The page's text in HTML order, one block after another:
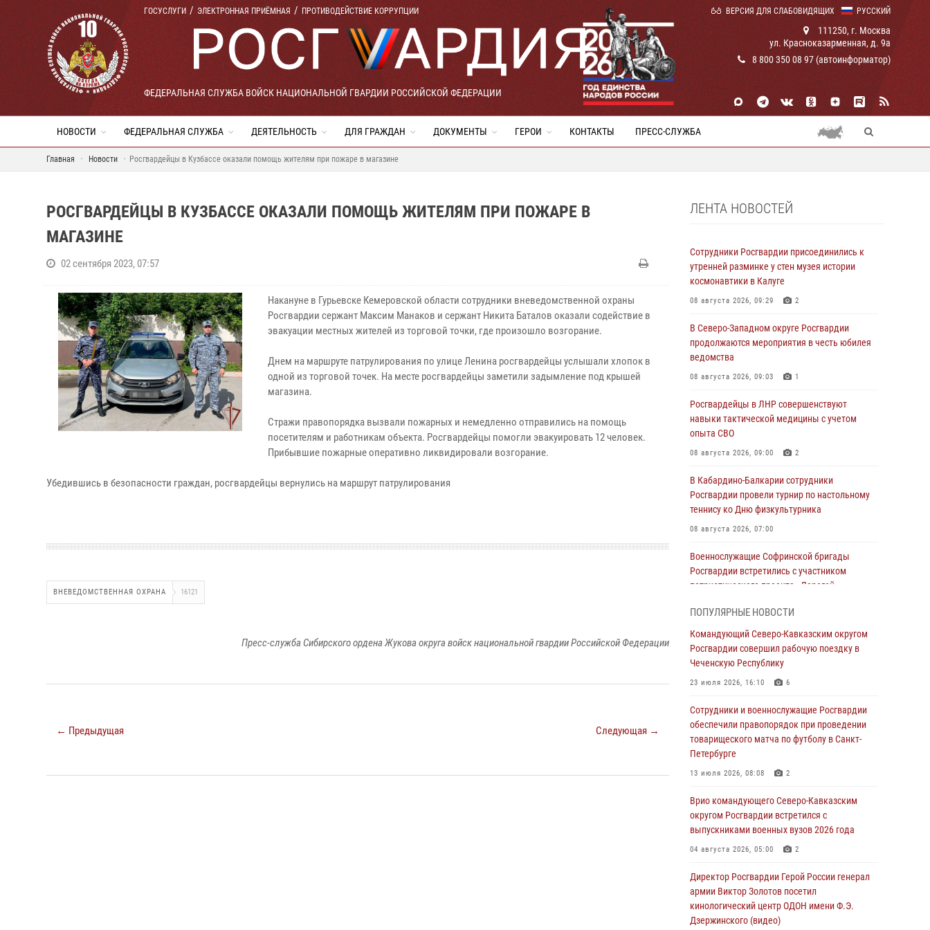
РУССКИЙ
ГОСУСЛУГИ ЭЛЕКТРОННАЯ ПРИЁМНАЯ ПРОТИВОДЕЙСТВИЕ КОРРУПЦИИ ВЕРСИЯ ДЛЯ СЛАБОВИДЯЩИХ
ФЕДЕРАЛЬНАЯ СЛУЖБА ВОЙСК НАЦИОНАЛЬНОЙ ГВАРДИИ РОССИЙСКОЙ ФЕДЕРАЦИИ
111250, г. Москва
ул. Красноказарменная, д. 9а
8 800 350 08 97 (автоинформатор)
НОВОСТИ ФЕДЕРАЛЬНАЯ СЛУЖБА ДЕЯТЕЛЬНОСТЬ ДЛЯ ГРАЖДАН ДОКУМЕНТЫ ГЕРОИ КОНТАКТЫ ПРЕСС-СЛУЖБА
Главная Новости Росгвардейцы в Кузбассе оказали помощь жителям при пожаре в магазине
РОСГВАРДЕЙЦЫ В КУЗБАССЕ ОКАЗАЛИ ПОМОЩЬ ЖИТЕЛЯМ ПРИ ПОЖАРЕ В
МАГАЗИНЕ
02 сентября 2023, 07:57
Накануне в Гурьевске Кемеровской области сотрудники вневедомственной охраны
Росгвардии сержант Максим Манаков и сержант Никита Баталов оказали содействие в
эвакуации местных жителей из торговой точки, где произошло возгорание.
Днем на маршруте патрулирования по улице Ленина росгвардейцы услышали хлопок в
одной из торговой точек. На месте росгвардейцы заметили задымление под крышей
магазина.
Стражи правопорядка вызвали пожарных и немедленно отправились на помощь
посетителям и работникам объекта. Росгвардейцы помогли эвакуировать 12 человек.
Прибывшие пожарные оперативно ликвидировали возгорание.
Убедившись в безопасности граждан, росгвардейцы вернулись на маршрут патрулирования
ВНЕВЕДОМСТВЕННАЯ ОХРАНА 16121
Пресс-служба Сибирского ордена Жукова округа войск национальной гвардии Российской Федерации
← Предыдущая Следующая →
ЛЕНТА НОВОСТЕЙ
Сотрудники Росгвардии присоединились к
утренней разминке у стен музея истории
космонавтики в Калуге
08 августа 2026, 09:29 2
В Северо-Западном округе Росгвардии
продолжаются мероприятия в честь юбилея
ведомства
08 августа 2026, 09:03 1
Росгвардейцы в ЛНР совершенствуют
навыки тактической медицины с учетом
опыта СВО
08 августа 2026, 09:00 2
В Кабардино-Балкарии сотрудники
Росгвардии провели турнир по настольному
теннису ко Дню физкультурника
08 августа 2026, 07:00
Военнослужащие Софринской бригады
Росгвардии встретились с участником
патриотического проекта «Дорогой
(видео)
08 августа 2026, 07:00 2 1
ОМОН «Ойрат» Управления Росгвардии по
Республике Калмыкия исполнилось 20 лет
Росгвардейцы обеспечили безопасность
«Поезда Победы» в Кузбассе
08 августа 2026, 07:00
медикам и девушке с ограниченными
возможностями здоровья (видео)
08 августа 2026, 06:32 1
память товарища на тактическом турнире
(видео)
08 августа 2026, 06:15 9 1
ПОПУЛЯРНЫЕ НОВОСТИ
Командующий Северо-Кавказским округом
Росгвардии совершил рабочую поездку в
Чеченскую Республику
23 июля 2026, 16:10 6
Сотрудники и военнослужащие Росгвардии
обеспечили правопорядок при проведении
товарищеского матча по футболу в Санкт-
Петербурге
13 июля 2026, 08:08 2
Врио командующего Северо-Кавказским
округом Росгвардии встретился с
выпускниками военных вузов 2026 года
04 августа 2026, 05:00 2
Директор Росгвардии Герой России генерал
армии Виктор Золотов посетил
кинологический центр ОДОН имени Ф.Э.
Дзержинского (видео)